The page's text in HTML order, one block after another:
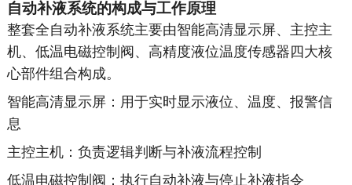
自动补液系统的构成与工作原理
整套全自动补液系统主要由智能高清显示屏、主控主
机、低温电磁控制阀、高精度液位温度传感器四大核
心部件组合构成。
智能高清显示屏：用于实时显示液位、温度、报警信
息
主控主机：负责逻辑判断与补液流程控制
低温电磁控制阀：执行自动补液与停止补液指令